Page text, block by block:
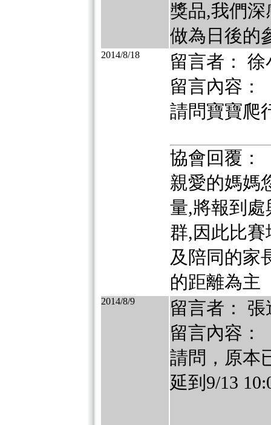
獎品,我們
做為日後的
2014/8/18
留言者： 徐
留言內容：
請問寶寶爬
協會回覆：
親愛的媽媽
量,將報到
群,因此比
及陪同的家
的距離為主
2014/8/9
留言者： 張
留言內容：
請問，原本
延到9/13